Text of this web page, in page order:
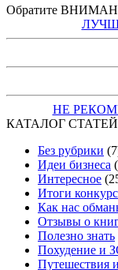
Обратите
НЕ
КАТАЛОГ
Без рубрики
Идеи бизнеса
Интересное
Итоги
Как нас
Отзывы о
Полезно знать
Похудение и
Путешествия